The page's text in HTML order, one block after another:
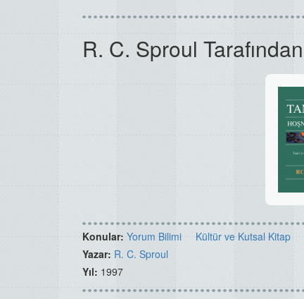
R. C. Sproul
Konular: Yorum Bilimi
Kültür ve Kutsal Kitap
Yazar: R. C. Sproul
Yıl: 1997